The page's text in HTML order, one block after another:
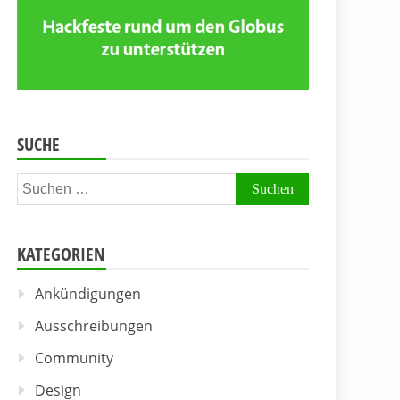
SUCHE
Suchen
nach:
KATEGORIEN
Ankündigungen
Ausschreibungen
Community
Design